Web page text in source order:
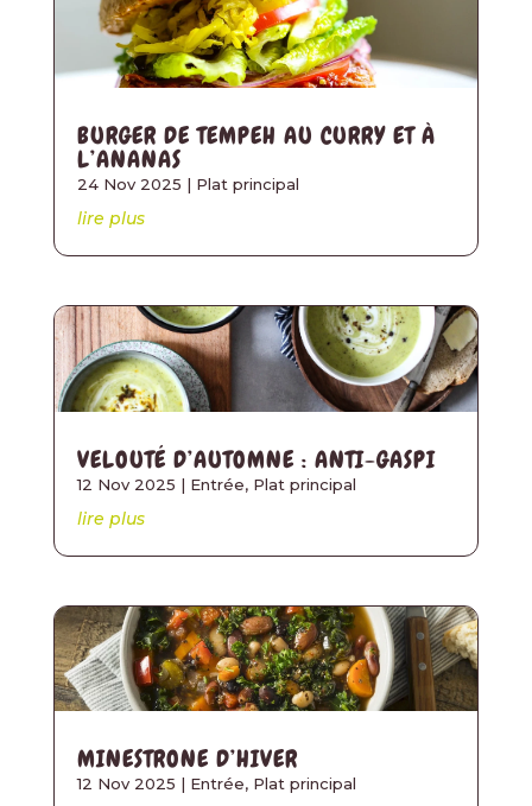
BURGER DE TEMPEH AU CURRY ET À
L’ANANAS
24 Nov 2025 | Plat principal
lire plus
VELOUTÉ D’AUTOMNE : ANTI-GASPI
12 Nov 2025 | Entrée, Plat principal
lire plus
MINESTRONE D’HIVER
12 Nov 2025 | Entrée, Plat principal